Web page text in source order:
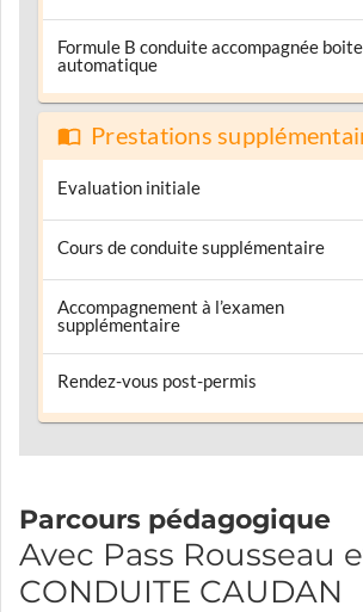
Formule B conduite accompagnée boite
automatique
Prestations
Evaluation initiale
Cours de conduite supplémentaire
Accompagnement à l’examen
supplémentaire
Rendez-vous post-permis
Parcours pédagogique
Avec Pass Rousseau
CONDUITE CAUDAN